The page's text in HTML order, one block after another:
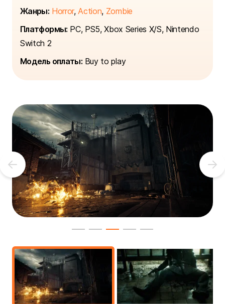
Жанры: Horror, Action, Zombie
Платформы: PC, PS5, Xbox Series X/S, Nintendo
Switch 2
Модель оплаты: Buy to play